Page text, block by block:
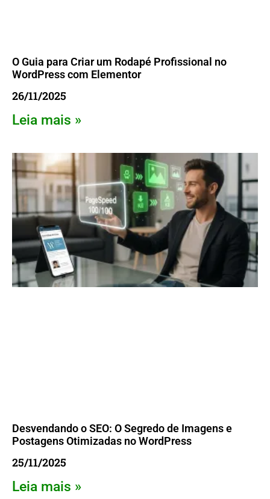
O Guia para Criar um Rodapé Profissional no
WordPress com Elementor
26/11/2025
Leia mais »
Desvendando o SEO: O Segredo de Imagens e
Postagens Otimizadas no WordPress
25/11/2025
Leia mais »